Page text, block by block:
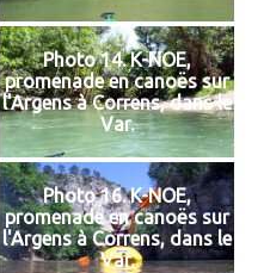
Photo 14. K-NOE,
promenade en canoës sur
l'Argens à Correns, dans le
Var.
Photo 16. K-NOE,
promenade en canoës sur
l'Argens à Correns, dans le
Var.